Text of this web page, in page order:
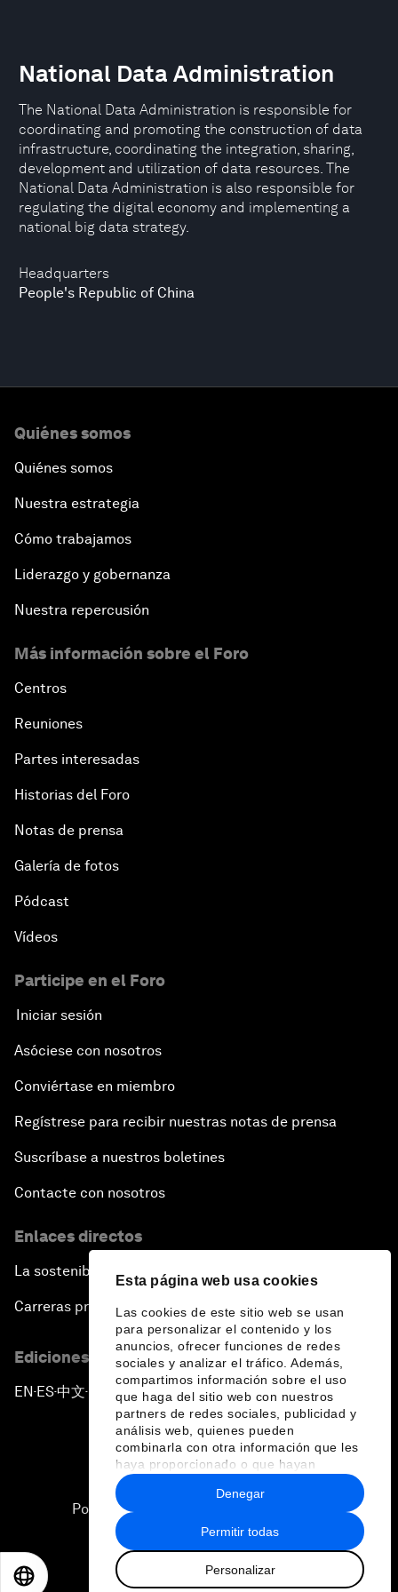
Esta página web usa cookies
Las cookies de este sitio web se usan
para personalizar el contenido y los
anuncios, ofrecer funciones de redes
sociales y analizar el tráfico. Además,
compartimos información sobre el uso
que haga del sitio web con nuestros
partners de redes sociales, publicidad y
análisis web, quienes pueden
combinarla con otra información que les
haya proporcionado o que hayan
recopilado a partir del uso que haya
hecho de sus servicios.
Permitir todas
Personalizar
Denegar
Headquarters
People's Republic of China
National Data Administration
The National Data Administration is responsible for
coordinating and promoting the construction of data
infrastructure, coordinating the integration, sharing,
development and utilization of data resources. The
National Data Administration is also responsible for
regulating the digital economy and implementing a
national big data strategy.
Quiénes somos
Quiénes somos
Nuestra estrategia
Cómo trabajamos
Liderazgo y gobernanza
Nuestra repercusión
Más información sobre el Foro
Centros
Reuniones
Partes interesadas
Historias del Foro
Notas de prensa
Galería de fotos
Pódcast
Vídeos
Participe en el Foro
Iniciar sesión
Asóciese con nosotros
Conviértase en miembro
Regístrese para recibir nuestras notas de prensa
Suscríbase a nuestros boletines
Contacte con nosotros
Enlaces directos
La sostenibilidad en el Foro
Carreras profesionales
Ediciones en otros idiomas
EN ▪ES▪中文▪ 日本語
Política de privacidad y normas de uso
Sitemap
2026 Foro Económico Mundial